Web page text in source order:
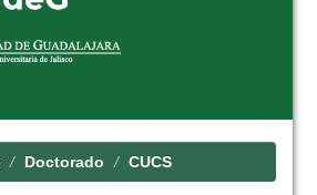
Doctorado CUCS